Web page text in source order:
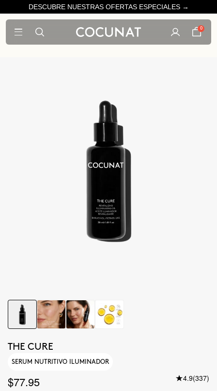
DESCUBRE NUESTRAS OFERTAS ESPECIALES →
0
THE CURE
SERUM NUTRITIVO ILUMINADOR
$77.95 4.9(337)